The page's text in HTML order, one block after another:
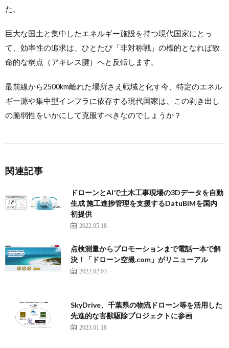
た。
巨大な国土と集中したエネルギー施設を持つ現代国家にとっ
て、効率性の追求は、ひとたび「非対称戦」の標的となれば致
命的な弱点（アキレス腱）へと反転します。
最前線から2500km離れた場所さえ戦域と化す今、特定のエネル
ギー源や集中型インフラに依存する現代国家は、この剥き出し
の脆弱性をいかにして克服すべきなのでしょうか？
関連記事
ドローンとAIで土木工事現場の3Dデータを自動
生成 施工進捗管理を支援するDatuBIMを国内
初提供
2022.05.18
点検測量からプロモーションまで電話一本で解
決！「ドローン空撮.com」がリニューアル
2022.02.03
SkyDrive、千葉県の物流ドローン等を活用した
先進的な害獣駆除プロジェクトに参画
2023.01.18